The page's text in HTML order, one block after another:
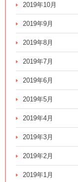
2019年10月
2019年9月
2019年8月
2019年7月
2019年6月
2019年5月
2019年4月
2019年3月
2019年2月
2019年1月